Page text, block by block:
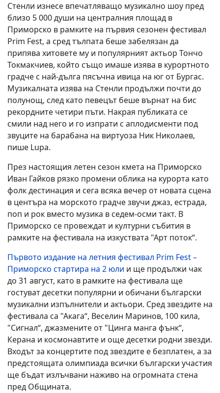
Стенли изнесе впечатляващо музикално шоу пред
близо 5 000 души на централния площад в
Приморско в рамките на първия сезонен фестивал
Prim Fest, а сред тълпата беше забелязан да
припява хитовете му и популярният актьор Тончо
Токмакчиев, който също имаше изява в курортното
градче с най-дълга пясъчна ивица на юг от Бургас.
Музикалната изява на Стенли продължи почти до
полунощ, след като певецът беше върнат на бис
рекордните четири пъти. Накрая публиката се
смили над него и го изпрати с аплодисменти под
звуците на барабана на виртуоза Ник Николаев,
пише Lupa.
През настоящия летен сезон кмета на Приморско
Иван Гайков рязко промени облика на курорта като
фолк дестинация и сега всяка вечер от новата сцена
в центъра на морското градче звучи джаз, естрада,
поп и рок вместо музика в седем-осми такт. В
Приморско се провеждат и културни събития в
рамките на фестивала на изкуствата "Арт поток“.
Първото издание на летния фестивал Prim Fest –
Приморско стартира на 2 юли и ще продължи чак
до 31 август, като в рамките на фестивала ще
гостуват десетки популярни и обичани български
музикални изпълнители и актьори. Сред звездите на
фестивала са "Акага“, Веселин Маринов, 100 кила,
"Сигнал“, джазмените от "Цинга манга фънк“,
Керана и космонавтите и още десетки родни звезди.
Входът за концертите под звездите е безплатен, а за
предстоящата олимпиада всички български участия
ще бъдат излъчвани наживо на огромната стена
пред Общината.